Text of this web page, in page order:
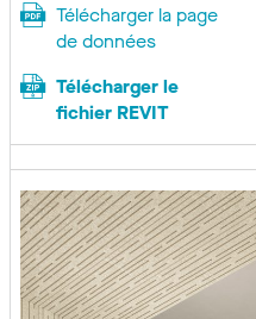
Télécharger la page
de données
Télécharger le
fichier REVIT